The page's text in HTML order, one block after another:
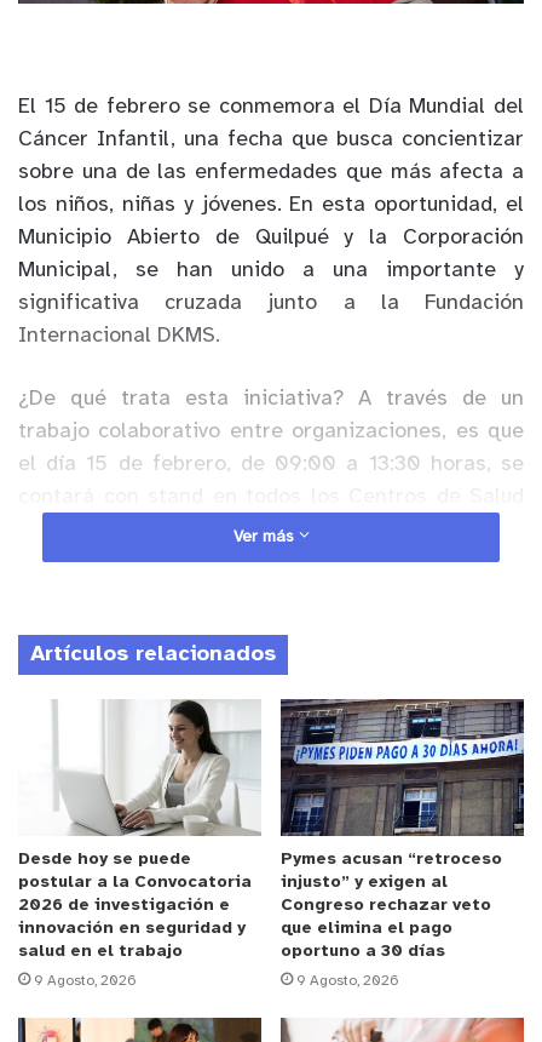
El 15 de febrero se conmemora el Día Mundial del
Cáncer Infantil, una fecha que busca concientizar
sobre una de las enfermedades que más afecta a
los niños, niñas y jóvenes. En esta oportunidad, el
Municipio Abierto de Quilpué y la Corporación
Municipal, se han unido a una importante y
significativa cruzada junto a la Fundación
Internacional DKMS.
¿De qué trata esta iniciativa? A través de un
trabajo colaborativo entre organizaciones, es que
el día 15 de febrero, de 09:00 a 13:30 horas, se
de la comuna de Quilpué para el registro de
posibles donantes de médula para personas con
Anuncio Patrocinado
“Como Municipio Abierto quisimos sumarnos a
esta importante y significativa iniciativa que busca
salvar la vida de a niñas y niños con cáncer de
sangre.
Agradecer a la Fundación DKMS por
confiar en nuestros Centros de Salud y hacemos
un llamado a toda la comunidad a sumarse, no es
más que una toma de muestra salival que puede
cambiar el rumbo de una enfermedad y de toda
una familia”, comentó la alcaldesa Valeria
Melipillan.
Ver más
Artículos relacionados
Desde hoy se puede
postular a la Convocatoria
2026 de investigación e
innovación en seguridad y
salud en el trabajo
9 Agosto, 2026
Pymes acusan “retroceso
injusto” y exigen al
Congreso rechazar veto
que elimina el pago
oportuno a 30 días
9 Agosto, 2026